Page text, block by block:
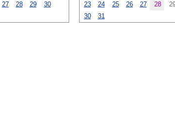
27 28 29 30
23
24 25 26 27 28
30
31